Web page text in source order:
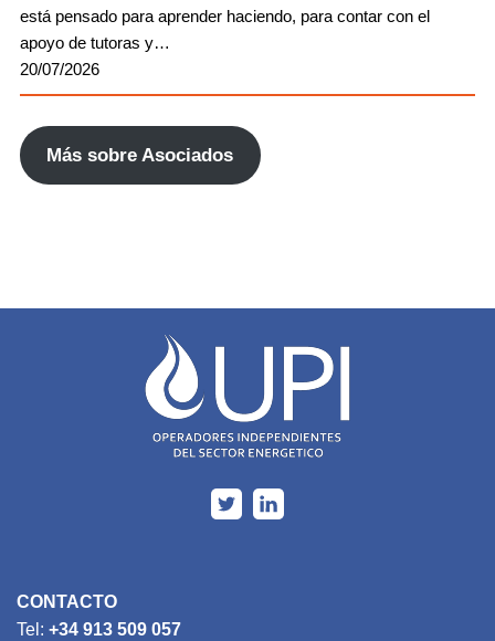
está pensado para aprender haciendo, para contar con el
apoyo de tutoras y…
20/07/2026
Más sobre Asociados
CONTACTO
Tel: +34 913 509 057